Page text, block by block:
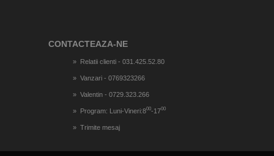
CONTACTEAZA-NE
Relatii clienti - 031.425.52.80
Vanzari - 0769323266
Valentin - 0729.323.266
Program: Luni-Vineri:800-1700
Trimite mesaj